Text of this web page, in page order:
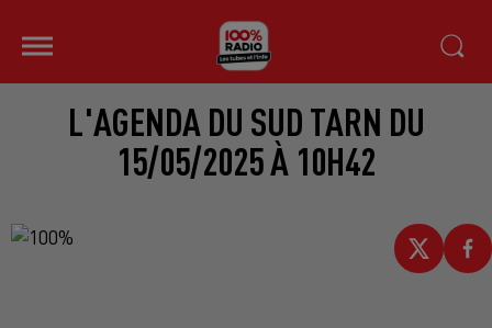
L'AGENDA DU SUD TARN DU
15/05/2025 À 10H42